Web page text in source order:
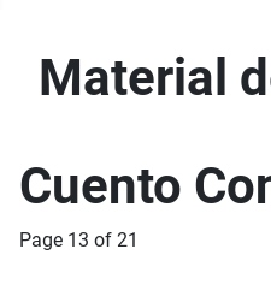
Material
Cuento
Page 13 of 21